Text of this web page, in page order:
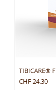
TIBICARE®
Preis
CHF 24.30